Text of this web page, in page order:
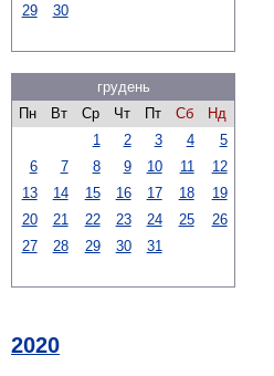
29
30
грудень
Пн
Вт Ср Чт Пт Сб
Нд
1
2 3 4
5
6
7 8 9 10 11
12
13
14 15 16 17 18
19
20
21 22 23 24 25
26
27
28 29 30 31
2020